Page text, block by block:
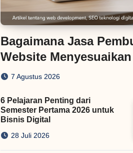
Bagaimana Jasa
Website
dengan Algoritma SEO
7 Agustus 2026
6 Pelajaran Penting dari
Semester Pertama 2026 untuk
Bisnis Digital
28 Juli 2026